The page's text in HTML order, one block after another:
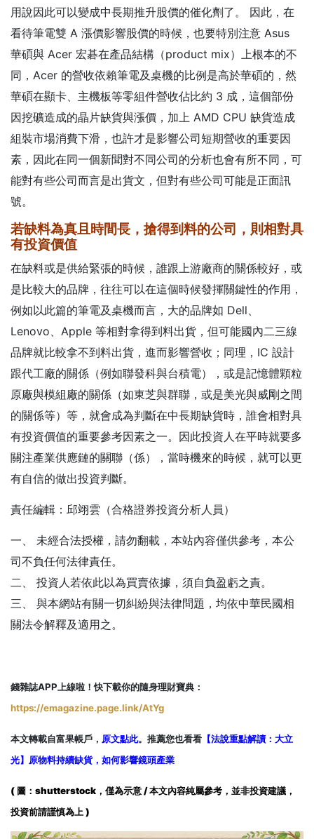
用說因此可以變成中長期推升股價的催化劑了。 因此，在
看待筆電雙 A 漲價影響股價的時候，也要特別注意 Asus
華碩與 Acer 宏碁在產品結構（product mix）上根本的不
同，Acer 的營收依賴筆電及桌機的比例是高於華碩的，然
華碩在顯卡、主機板等零組件營收佔比約 3 成，這個部份
因挖礦造成的晶片缺貨與漲價，加上 AMD CPU 缺貨造成
組裝市場消費下滑，也許才是影響公司短期營收的重要因
素，因此在同一個新聞對不同公司的分析也會有所不同，可
能對有些公司而言是出貨文，但對有些公司可能是正面訊
號。
若缺料為真且時間長，搶得到料的公司，則相對具
有投資價值
在缺料或是供給緊張的時候，誰跟上游廠商的關係較好，或
是比較大的品牌，往往可以在這個時候發揮關鍵性的作用，
例如以此篇的筆電及桌機而言，大的品牌如 Dell、
Lenovo、Apple 等相對拿得到料出貨，但可能國內二三線
品牌就比較拿不到料出貨，進而影響營收；同理，IC 設計
跟代工廠的關係（例如聯發科與台積電），或是記憶體顆粒
原廠與模組廠的關係（如東芝與群聯，或是美光與威剛之間
的關係等）等，就會成為判斷在中長期缺貨時，誰會相對具
有投資價值的重要參考因素之一。因此投資人在平時就要多
關注產業供應鏈的關聯（係），當時機來的時候，就可以更
有自信的做出投資判斷。
責任編輯：邱翊雲（合格證券投資分析人員）
一、 未經合法授權，請勿翻載，本站內容僅供參考，本公
司不負任何法律責任。
二、 投資人若依此以為買賣依據，須自負盈虧之責。
三、 與本網站有關一切糾紛與法律問題，均依中華民國相
關法令解釋及適用之。
錢雜誌APP上線啦！快下載你的隨身理財寶典：
https://emagazine.page.link/AtYg
本文轉載自富果帳戶， 原文點此。推薦您也看看 【法說重點解讀：大立
光】原物料持續缺貨，如何影響鏡頭產業
( 圖：shutterstock，僅為示意 / 本文內容純屬參考，並非投資建議，
投資前請謹慎為上 )